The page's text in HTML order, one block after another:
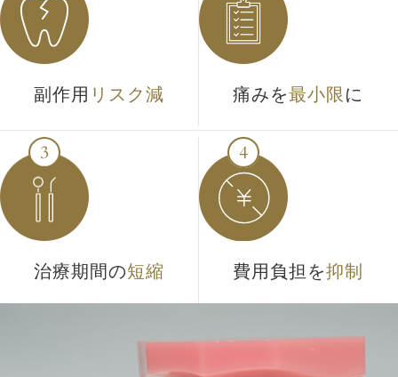
副作用 リスク減 痛みを最小限に
治療期間の短縮 費用負担を抑制